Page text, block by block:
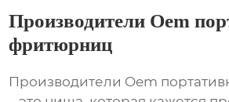
Производители Oem
фритюрниц
Производители Oem